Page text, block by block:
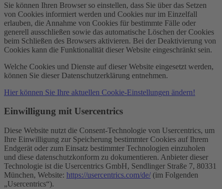
Sie können Ihren Browser so einstellen, dass Sie über das Setzen
von Cookies informiert werden und Cookies nur im Einzelfall
erlauben, die Annahme von Cookies für bestimmte Fälle oder
generell ausschließen sowie das automatische Löschen der Cookies
beim Schließen des Browsers aktivieren. Bei der Deaktivierung von
Cookies kann die Funktionalität dieser Website eingeschränkt sein.
Welche Cookies und Dienste auf dieser Website eingesetzt werden,
können Sie dieser Datenschutzerklärung entnehmen.
Hier können Sie Ihre aktuellen Cookie-Einstellungen ändern!
Einwilligung mit Usercentrics
Diese Website nutzt die Consent-Technologie von Usercentrics, um
Ihre Einwilligung zur Speicherung bestimmter Cookies auf Ihrem
Endgerät oder zum Einsatz bestimmter Technologien einzuholen
und diese datenschutzkonform zu dokumentieren. Anbieter dieser
Technologie ist die Usercentrics GmbH, Sendlinger Straße 7, 80331
München, Website: https://usercentrics.com/de/ (im Folgenden
„Usercentrics“).